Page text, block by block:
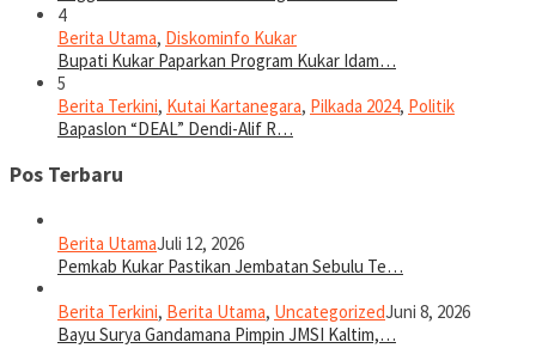
4
Berita Utama, Diskominfo Kukar
Bupati Kukar Paparkan Program Kukar Idam…
5
Berita Terkini, Kutai Kartanegara, Pilkada 2024, Politik
Bapaslon “DEAL” Dendi-Alif R…
Pos Terbaru
Berita UtamaJuli 12, 2026
Pemkab Kukar Pastikan Jembatan Sebulu Te…
Berita Terkini, Berita Utama, UncategorizedJuni 8, 2026
Bayu Surya Gandamana Pimpin JMSI Kaltim,…